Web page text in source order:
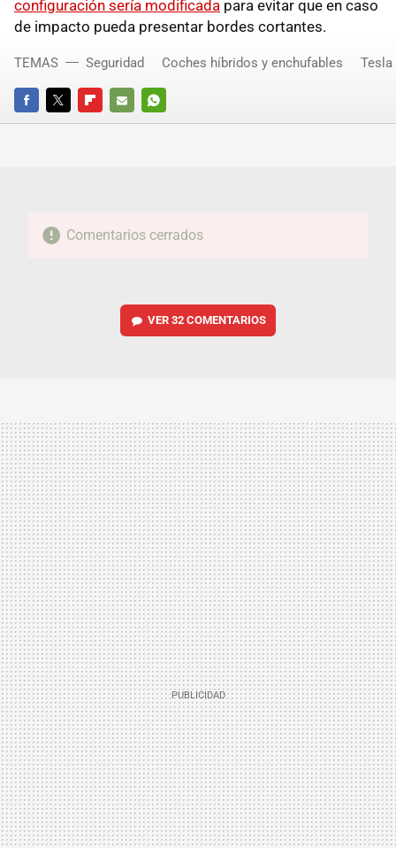
configuración sería modificada para evitar que en caso
de impacto pueda presentar bordes cortantes.
FACEBOOKTWITTERFLIPBOARD
E-
WHATSAPP
TEMAS Seguridad Coches híbridos y enchufables Tesla
Comentarios cerrados
VER 32 COMENTARIOS